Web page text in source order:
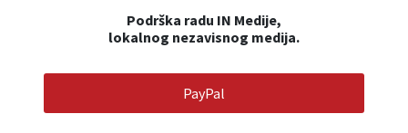
Podrška radu IN Medije,
lokalnog nezavisnog medija.
PayPal